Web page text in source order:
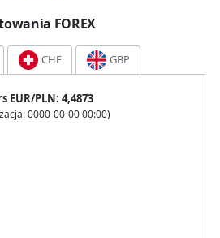
FOREX
CHF GBP
EUR/PLN: 4,4873
0000-00-00 00:00)